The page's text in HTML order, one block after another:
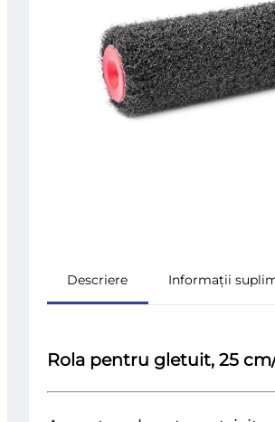
Descriere Informații
Rola pentru gletuit, 25